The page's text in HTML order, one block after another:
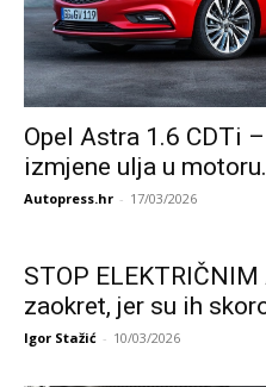
Opel Astra 1.6 CDTi
izmjene ulja u
Autopress.hr - 17/03/2026
STOP
zaokret, jer su ih
Igor Stažić - 10/03/2026